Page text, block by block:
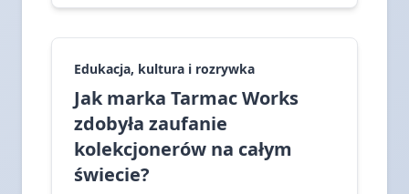
Edukacja, kultura i rozrywka
Jak marka Tarmac Works
zdobyła zaufanie
kolekcjonerów na całym
świecie?